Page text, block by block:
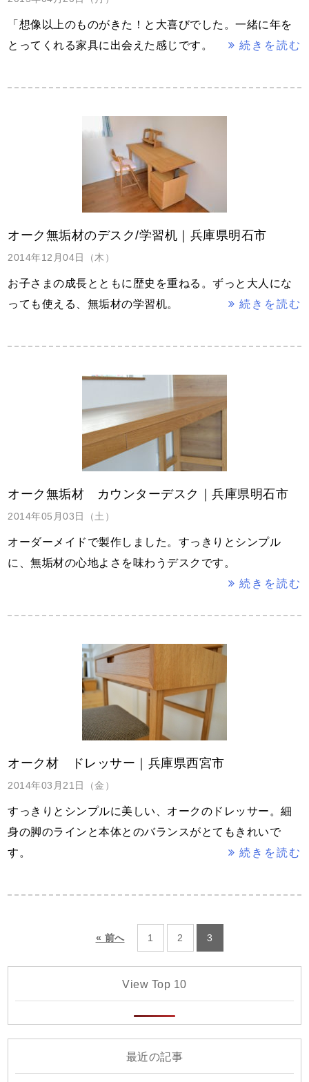
「想像以上のものがきた！と大喜びでした。一緒に年を
とってくれる家具に出会えた感じです。
続きを読む
オーク無垢材のデスク/学習机｜兵庫県明石市
2014年12月04日（木）
お子さまの成長とともに歴史を重ねる。ずっと大人にな
っても使える、無垢材の学習机。
続きを読む
オーク無垢材 カウンターデスク｜兵庫県明石市
2014年05月03日（土）
オーダーメイドで製作しました。すっきりとシンプル
に、無垢材の心地よさを味わうデスクです。
続きを読む
オーク材 ドレッサー｜兵庫県西宮市
2014年03月21日（金）
すっきりとシンプルに美しい、オークのドレッサー。細
身の脚のラインと本体とのバランスがとてもきれいで
す。
続きを読む
« 前へ 1 2 3
View Top 10
最近の記事